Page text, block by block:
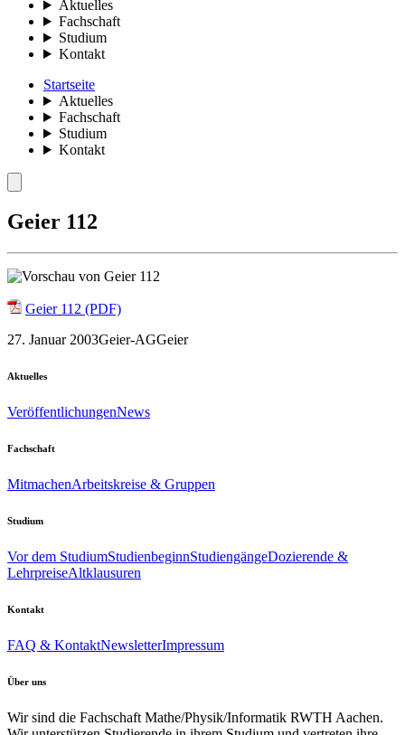
Aktuelles
Fachschaft
Studium
Kontakt
Startseite
Aktuelles
Fachschaft
Studium
Kontakt
Geier 112
Geier 112 (PDF)
27. Januar 2003Geier-AGGeier
Aktuelles
VeröffentlichungenNews
Fachschaft
MitmachenArbeitskreise & Gruppen
Studium
Vor dem StudiumStudienbeginnStudiengängeDozierende &
LehrpreiseAltklausuren
Kontakt
FAQ & KontaktNewsletterImpressum
Über uns
Wir sind die Fachschaft Mathe/Physik/Informatik RWTH Aachen.